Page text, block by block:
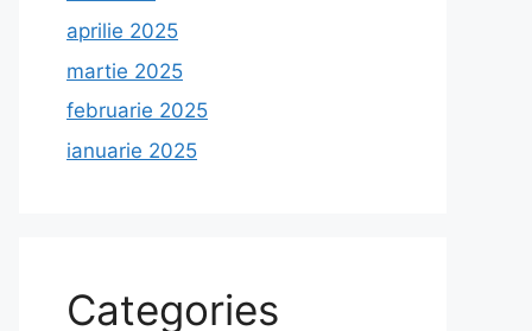
aprilie 2025
martie 2025
februarie 2025
ianuarie 2025
Categories